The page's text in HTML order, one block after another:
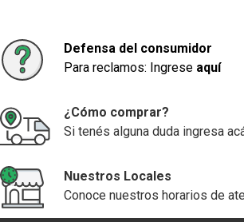
Defensa del consumidor
Para reclamos: Ingrese aquí
¿Cómo comprar?
Si tenés alguna duda ingresa
Nuestros Locales
Conoce nuestros horarios de